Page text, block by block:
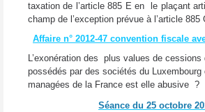
taxation de l’article 885 E en le plaçant
champ de l’exception prévue à l’article 885
Affaire n° 2012-47 convention fiscale
L’exonération des plus values de cessions
possédés par des sociétés du Luxembourg
managées de la France est elle abusive ?
Séance du 25 octobre